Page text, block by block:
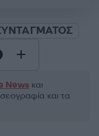
News και
και τα